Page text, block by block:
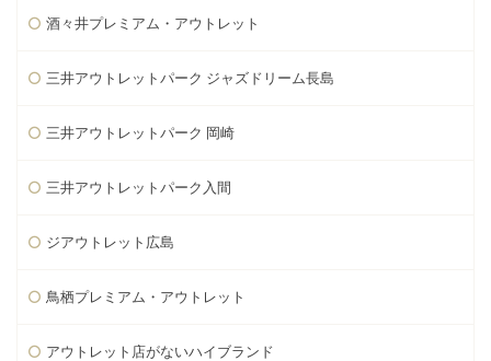
酒々井プレミアム・アウトレット
三井アウトレットパーク ジャズドリーム長島
三井アウトレットパーク 岡崎
三井アウトレットパーク入間
ジアウトレット広島
鳥栖プレミアム・アウトレット
アウトレット店がないハイブランド